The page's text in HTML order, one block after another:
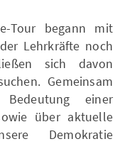
Tour begann mit
Lehrkräfte noch
sich davon
Gemeinsam
einer
über aktuelle
Demokratie